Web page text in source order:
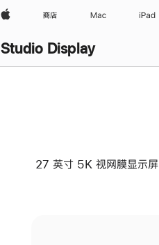
Apple 商店 Mac iPad
Studio Display
27 英寸 5K 视网膜显示屏